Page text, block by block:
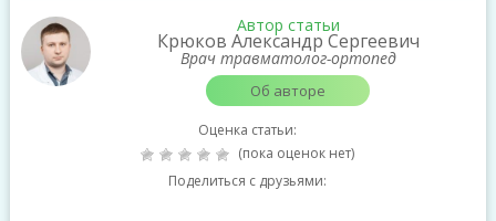
Автор статьи
Крюков Александр Сергеевич
Врач травматолог-ортопед
Об авторе
Оценка статьи:
(пока оценок нет)
Поделиться с друзьями: